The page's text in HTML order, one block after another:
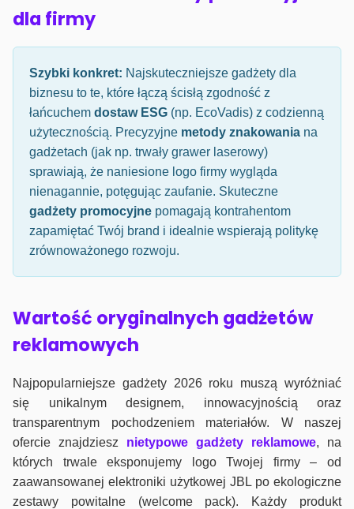
dla firmy
Szybki konkret: Najskuteczniejsze gadżety dla
biznesu to te, które łączą ścisłą zgodność z
łańcuchem dostaw ESG (np. EcoVadis) z codzienną
użytecznością. Precyzyjne metody znakowania na
gadżetach (jak np. trwały grawer laserowy)
sprawiają, że naniesione logo firmy wygląda
nienagannie, potęgując zaufanie. Skuteczne
gadżety promocyjne pomagają kontrahentom
zapamiętać Twój brand i idealnie wspierają politykę
zrównoważonego rozwoju.
Wartość oryginalnych gadżetów
reklamowych
Najpopularniejsze gadżety 2026 roku muszą wyróżniać
się unikalnym designem, innowacyjnością oraz
transparentnym pochodzeniem materiałów. W naszej
ofercie znajdziesz nietypowe gadżety reklamowe, na
których trwale eksponujemy logo Twojej firmy – od
zaawansowanej elektroniki użytkowej JBL po ekologiczne
zestawy powitalne (welcome pack). Każdy produkt